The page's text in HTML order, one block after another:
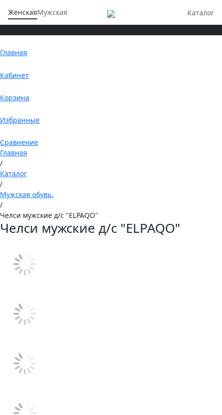
ЖенскаяМужская Каталог
Главная
Кабинет
Корзина
Избранные
Сравнение
Главная
/
Каталог
/
Мужская обувь.
/
Челси мужские д/с "ELPAQO"
Челси мужские д/с "ELPAQO"